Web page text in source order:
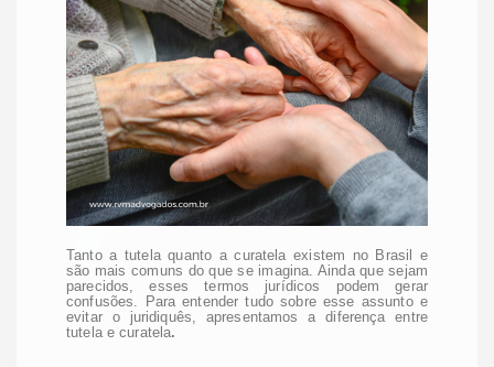
Tanto a tutela quanto a curatela existem no Brasil e
são mais comuns do que se imagina. Ainda que sejam
parecidos, esses termos jurídicos podem gerar
confusões. Para entender tudo sobre esse assunto e
evitar o juridiquês, apresentamos adiferença entre
tutela e curatela.